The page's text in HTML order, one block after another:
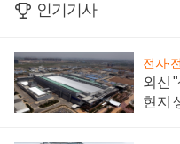
인기기사
전자·
외신
현지